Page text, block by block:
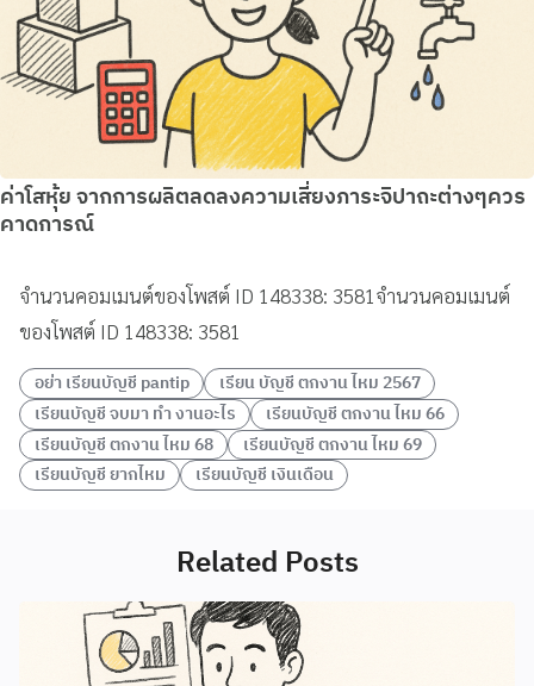
ค่าโสหุ้ย จากการผลิตลดลงความเสี่ยงภาระจิปาถะต่างๆควร
คาดการณ์
จำนวนคอมเมนต์ของโพสต์ ID 148338: 3581จำนวนคอมเมนต์
ของโพสต์ ID 148338: 3581
อย่า เรียนบัญชี pantip
เรียน บัญชี ตกงาน ไหม 2567
เรียนบัญชี จบมา ทํา งานอะไร
เรียนบัญชี ตกงาน ไหม 66
เรียนบัญชี ตกงาน ไหม 68
เรียนบัญชี ตกงาน ไหม 69
เรียนบัญชี ยากไหม
เรียนบัญชี เงินเดือน
Related Posts